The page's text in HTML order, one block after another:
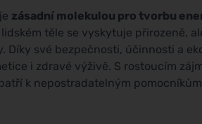
zásadní molekulou pro tvorbu
těle se vyskytuje přirozeně,
Díky své bezpečnosti, účinnosti a
i zdravé výživě. S rostoucím
k nepostradatelným